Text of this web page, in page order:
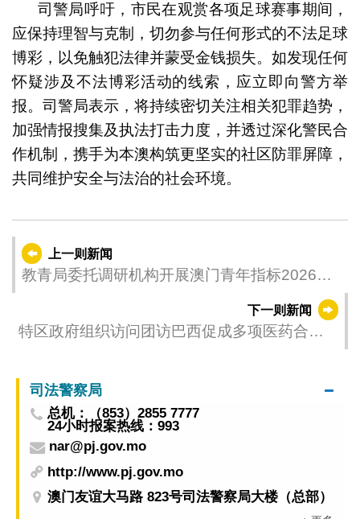
司警局呼吁，市民在观赏各项足球赛事期间，
应保持理智与克制，切勿参与任何形式的不法足球
博彩，以免触犯法律并蒙受金钱损失。如发现任何
怀疑涉及不法博彩活动的线索，应立即向警方举
报。司警局表示，将持续密切关注相关犯罪趋势，
加强情报搜集及执法打击力度，并透过深化警民合
作机制，携手为本澳构筑更坚实的社区防罪屏障，
共同维护安全与法治的社会环境。
上一则新闻
教青局委托调研机构开展澳门青年指标2026年
下一则新闻
特区政府组织访问团访巴西促成多项医药合作
司法警察局
总机：（853）2855 7777
24小时报案热线：993
nar@pj.gov.mo
http://www.pj.gov.mo
澳门友谊大马路 823号司法警察局大楼（总部）